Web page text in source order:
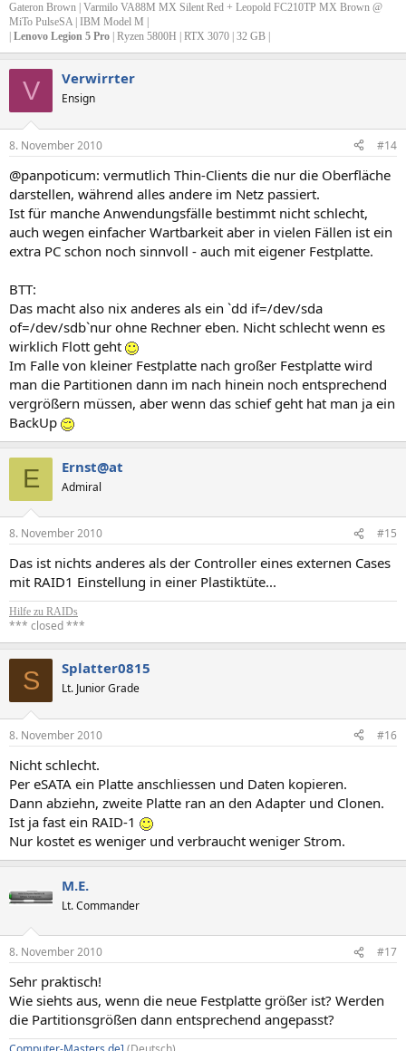
Gateron Brown | Varmilo VA88M MX Silent Red + Leopold FC210TP MX Brown @
MiTo PulseSA | IBM Model M |
Lenovo Legion 5 Pro | Ryzen 5800H | RTX 3070 | 32 GB |
V Verwirrter
Ensign
8. November 2010 #14
@panpoticum: vermutlich Thin-Clients die nur die Oberfläche
darstellen, während alles andere im Netz passiert.
Ist für manche Anwendungsfälle bestimmt nicht schlecht,
auch wegen einfacher Wartbarkeit aber in vielen Fällen ist ein
extra PC schon noch sinnvoll - auch mit eigener Festplatte.
BTT:
Das macht also nix anderes als ein `dd if=/dev/sda
of=/dev/sdb`nur ohne Rechner eben. Nicht schlecht wenn es
wirklich Flott geht
Im Falle von kleiner Festplatte nach großer Festplatte wird
man die Partitionen dann im nach hinein noch entsprechend
vergrößern müssen, aber wenn das schief geht hat man ja ein
BackUp
E Ernst@at
Admiral
8. November 2010 #15
Das ist nichts anderes als der Controller eines externen Cases
mit RAID1 Einstellung in einer Plastiktüte...
Hilfe zu RAIDs
*** closed ***
S Splatter0815
Lt. Junior Grade
8. November 2010 #16
Nicht schlecht.
Per eSATA ein Platte anschliessen und Daten kopieren.
Dann abziehn, zweite Platte ran an den Adapter und Clonen.
Ist ja fast ein RAID-1
Nur kostet es weniger und verbraucht weniger Strom.
M.E.
Lt. Commander
8. November 2010 #17
Sehr praktisch!
Wie siehts aus, wenn die neue Festplatte größer ist? Werden
die Partitionsgrößen dann entsprechend angepasst?